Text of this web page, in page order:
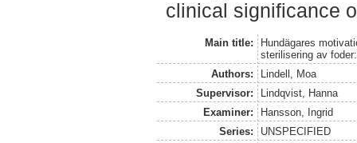
clinical significance
Main title:
Hundägares
sterilisering av
Authors:
Lindell, Moa
Supervisor:
Lindqvist, Hanna
Examiner:
Hansson, Ingrid
Series:
UNSPECIFIED